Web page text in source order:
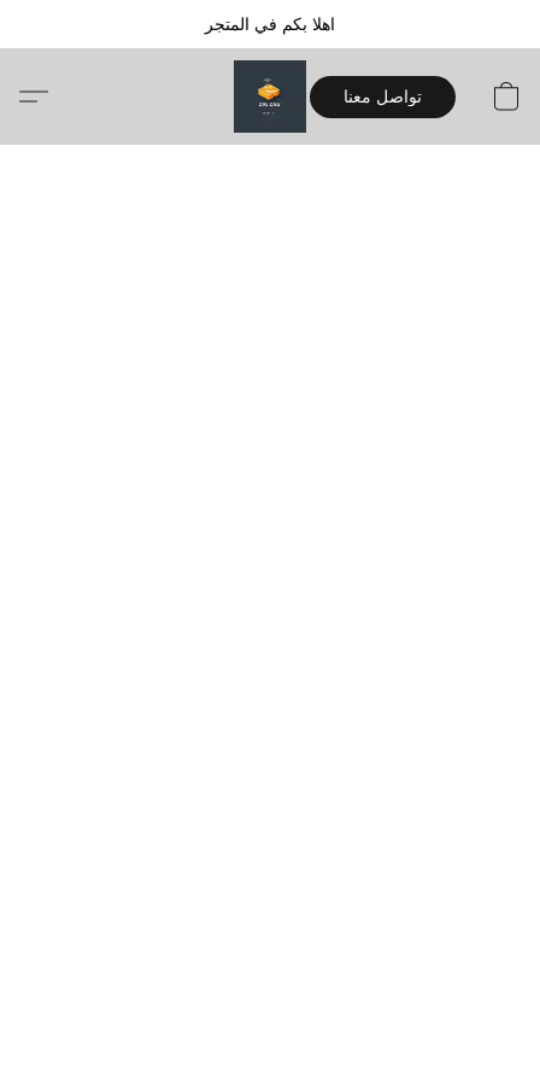
اهلا بكم في المتجر
تواصل معنا